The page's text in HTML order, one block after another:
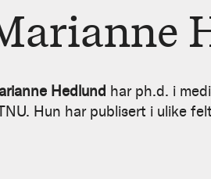
Hedlund har ph.d. i
Hun har publisert i ulike